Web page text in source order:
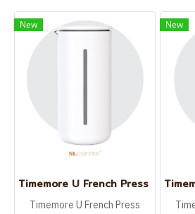
New
Timemore U French Press White
Timemore U French Press
New